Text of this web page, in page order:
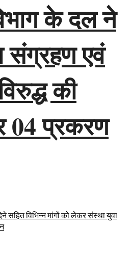
के दल ने
संग्रहण एवं
की
04 प्रकरण